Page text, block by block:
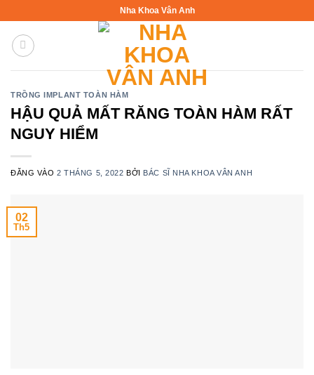
nội
Nha Khoa Vân Anh
TRỒNG IMPLANT TOÀN HÀM
HẬU QUẢ MẤT RĂNG TOÀN HÀM RẤT
NGUY HIỂM
ĐĂNG VÀO2 THÁNG 5, 2022 BỞI BÁC SĨ NHA KHOA VÂN ANH
02
Th5